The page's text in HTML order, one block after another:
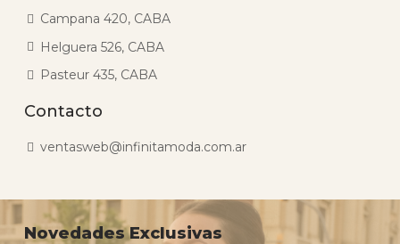
Campana 420, CABA
Helguera 526, CABA
Pasteur 435, CABA
Contacto
ventasweb@infinitamoda.com.ar
Novedades Exclusivas